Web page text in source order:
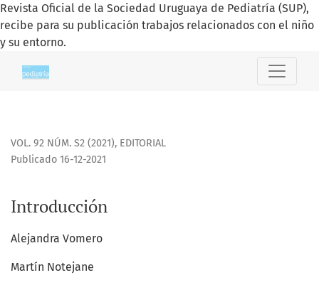
Revista Oficial de la Sociedad Uruguaya de Pediatría (SUP),
recibe para su publicación trabajos relacionados con el niño
y su entorno.
VOL. 92 NÚM. S2 (2021), EDITORIAL
Introducción
Publicado 16-12-2021
Alejandra Vomero
Martín Notejane